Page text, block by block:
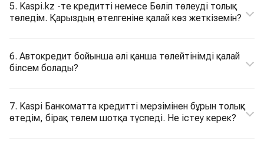
5. Kaspi.kz -те кредитті немесе Бөліп төлеуді толық
төледім. Қарыздың өтелгеніне қалай көз жеткіземін?
6. Автокредит бойынша әлі қанша төлейтінімді қалай
білсем болады?
7. Kaspi Банкоматта кредитті мерзімінен бұрын толық
өтедім, бірақ төлем шотқа түспеді. Не істеу керек?